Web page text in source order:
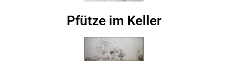
Pfütze im Keller